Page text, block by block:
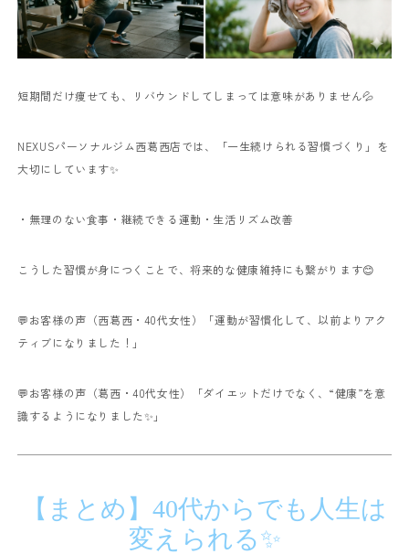
短期間だけ痩せても、リバウンドしてしまっては意味がありません💦
NEXUSパーソナルジム西葛西店では、「一生続けられる習慣づくり」を
大切にしています✨
・無理のない食事 ・継続できる運動 ・生活リズム改善
こうした習慣が身につくことで、将来的な健康維持にも繋がります😊
💬お客様の声（西葛西・40代女性）
「運動が習慣化して、以前よりアク
ティブになりました！」
💬お客様の声（葛西・40代女性）
「ダイエットだけでなく、“健康”を意
識するようになりました✨」
【まとめ】40代からでも人生は
変えられる✨